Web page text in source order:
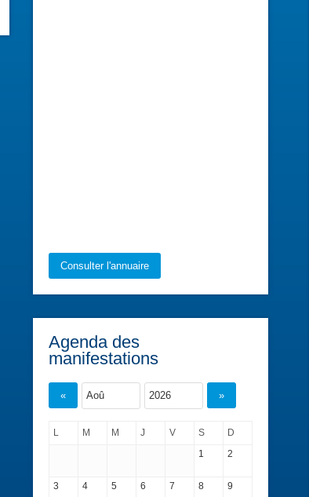
Consulter l'annuaire
Agenda des
manifestations
« »
L M M J V S
D
1
2
3 4 5 6 7 8 9